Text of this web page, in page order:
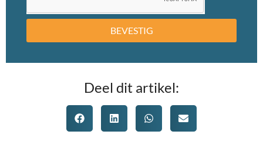
BEVESTIG
Deel dit artikel: